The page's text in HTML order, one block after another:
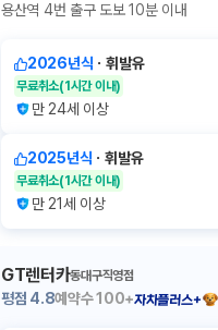
용산역 4번 출구 도보 10분 이내
2026년식 ㆍ휘발유
무료취소(1시간 이내)
만 24세 이상
2025년식 ㆍ휘발유
무료취소(1시간 이내)
만 21세 이상
GT렌터카동대구직영점
평점 4.8예약수100+자차플러스+